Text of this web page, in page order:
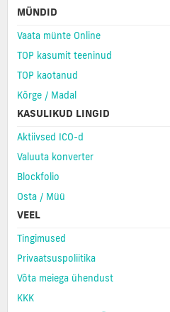
MÜNDID
Vaata münte Online
TOP kasumit teeninud
TOP kaotanud
Kõrge / Madal
KASULIKUD LINGID
Aktiivsed ICO-d
Valuuta konverter
Blockfolio
Osta / Müü
VEEL
Tingimused
Privaatsuspoliitika
Võta meiega ühendust
KKK